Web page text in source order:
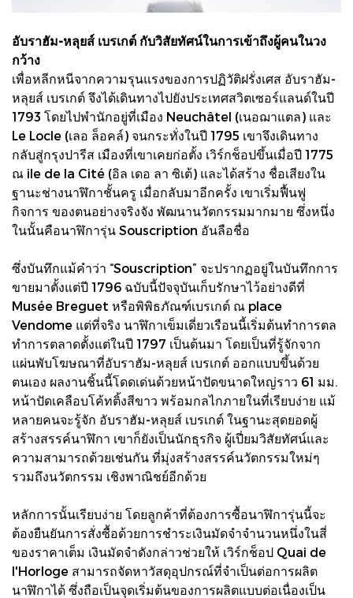
อับราฮัม-หลุยส์ เบรเกต์ กับวิสัยทัศน์ในการเข้าถึงผู้คนในวง
กว้าง
เพื่อหลีกหนีจากความรุนแรงของการปฏิวัติฝรั่งเศส อับราฮัม-
หลุยส์ เบรเกต์ จึงได้เดินทางไปยังประเทศสวิตเซอร์แลนด์ในปี
1793 โดยไปพํานักอยู่ที่เมือง Neuchâtel (เนอฌาแตล) และ
Le Locle (เลอ ล็อคล์) จนกระทั่งในปี 1795 เขาจึงเดินทาง
กลับสู่กรุงปารีส เมืองที่เขาเคยก่อตั้ง เวิร์กช็อปขึ้นเมื่อปี 1775
ณ ile de la Cité (อิล เดอ ลา ซิเต้) และได้สร้าง ชื่อเสียงใน
ฐานะช่างนาฬิกาชั้นครู เมื่อกลับมาอีกครั้ง เขาเริ่มฟื้นฟู
กิจการ ของตนอย่างจริงจัง พัฒนานวัตกรรมมากมาย ซึ่งหนึ่ง
ในนั้นคือนาฬิการุ่น Souscription อันลือชื่อ
ซึ่งบันทึกแม้คําว่า “Souscription” จะปรากฏอยู่ในบันทึกการ
ขายมาตั้งแต่ปี 1796 ฉบับนี้ปัจจุบันเก็บรักษาไว้อย่างดีที่
Musée Breguet หรือพิพิธภัณฑ์เบรเกต์ ณ place
Vendome แต่ที่จริง นาฬิกาเข็มเดี่ยวเรือนนี้เริ่มต้นทําการตล
ทําการตลาดตั้งแต่ในปี 1797 เป็นต้นมา โดยเป็นที่รู้จักจาก
แผ่นพับโฆษณาที่อับราฮัม-หลุยส์ เบรเกต์ ออกแบบขึ้นด้วย
ตนเอง ผลงานชิ้นนี้โดดเด่นด้วยหน้าปัดขนาดใหญ่ราว 61 มม.
หน้าปัดเคลือบโค้ทติ้งสีขาว พร้อมกลไกภายในที่เรียบง่าย แม้
หลายคนจะรู้จัก อับราฮัม-หลุยส์ เบรเกต์ ในฐานะสุดยอดผู้
สร้างสรรค์นาฬิกา เขาก็ยังเป็นนักธุรกิจ ผู้เปี่ยมวิสัยทัศน์และ
ความสามารถด้วยเช่นกัน ที่มุ่งสร้างสรรค์นวัตกรรมใหม่ๆ
รวมถึงนวัตกรรม เชิงพาณิชย์อีกด้วย
หลักการนั้นเรียบง่าย โดยลูกค้าที่ต้องการซื้อนาฬิการุ่นนี้จะ
ต้องยืนยันการสั่งซื้อด้วยการชําระเงินมัดจําจํานวนหนึ่งในสี่
ของราคาเต็ม เงินมัดจําดังกล่าวช่วยให้ เวิร์กช็อป Quai de
l'Horloge สามารถจัดหาวัสดุอุปกรณ์ที่จําเป็นต่อการผลิต
นาฬิกาได้ ซึ่งถือเป็นจุดเริ่มต้นของการผลิตแบบต่อเนื่องเป็น